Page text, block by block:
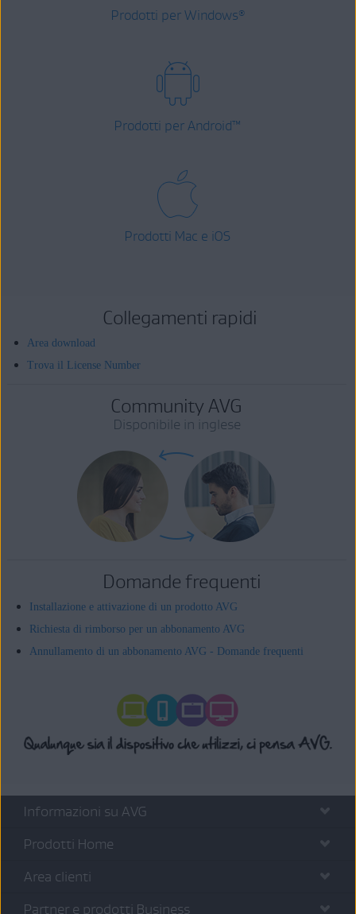
Prodotti per Windows®
Prodotti per Android™
Prodotti Mac e iOS
Collegamenti rapidi
Area download
Trova il License Number
Community AVG
Disponibile in inglese
Domande frequenti
Installazione e attivazione di un prodotto AVG
Richiesta di rimborso per un abbonamento AVG
Annullamento di un abbonamento AVG - Domande frequenti
Informazioni su AVG
Prodotti Home
Area clienti
Partner e prodotti Business